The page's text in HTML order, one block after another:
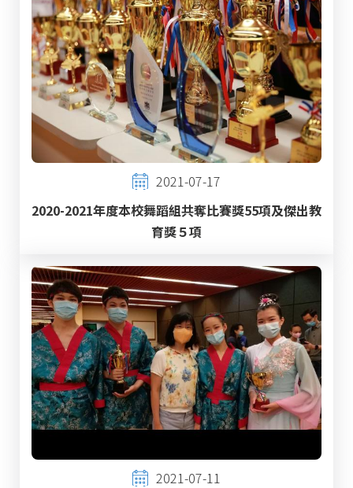
2021-07-17
2020-2021年度本校舞蹈組共奪比賽獎55項及傑出教
育獎５項
2021-07-11